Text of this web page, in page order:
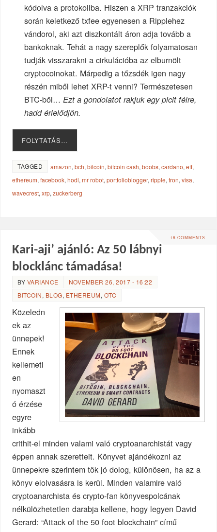
kódolva a protokollba. Hiszen a XRP tranzakciók
során keletkező txfee egyenesen a Ripplehez
vándorol, aki azt diszkontált áron adja tovább a
bankoknak. Tehát a nagy szereplők folyamatosan
tudják visszarakni a cirkulációba az elburnölt
cryptocoinokat. Márpedig a tőzsdék igen nagy
részén miből lehet XRP-t venni? Természetesen
BTC-ből… Ezt a gondolatot rakjuk egy picit félre,
hadd érlelődjön.
FOLYTATÁS…
TAGGED amazon,bch,bitcoin,bitcoin cash,boobs,cardano,etf,
ethereum,facebook,hodl,mr robot,portfolioblogger,ripple,tron,visa,
wavecrest,xrp,zuckerberg
18 COMMENTS
Kari-aji’ ajánló: Az 50 lábnyi
blocklánc támadása!
BY VARIANCE
NOVEMBER 26, 2017 - 16:22
BITCOIN, BLOG, ETHEREUM, OTC
Közeledn
ek az
ünnepek!
Ennek
kellemetl
en
nyomaszt
ó érzése
egyre
inkább
crithit-el minden valami való cryptoanarchistát vagy
éppen annak szeretteit. Könyvet ajándékozni az
ünnepekre szerintem tök jó dolog, különösen, ha az a
könyv elolvasásra is kerül. Minden valamire való
cryptoanarchista és crypto-fan könyvespolcának
nélkülözhetetlen darabja kellene, hogy legyen David
Gerard: “Attack of the 50 foot blockchain” című